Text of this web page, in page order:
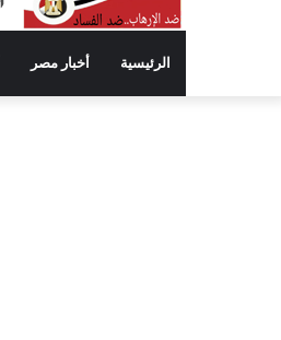
الرئيسية أخبار مصر